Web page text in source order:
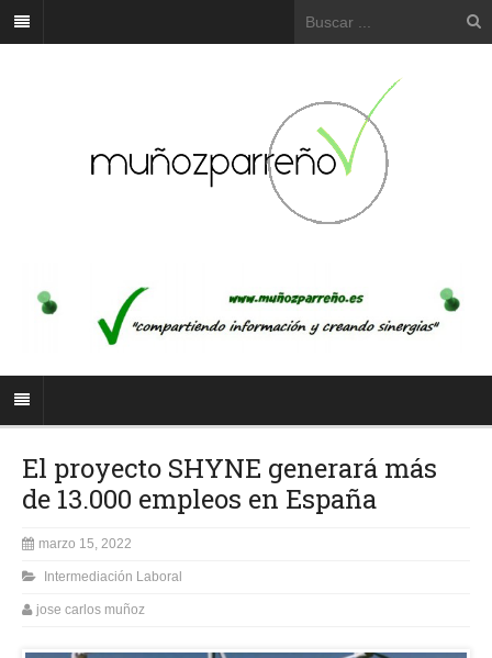
El proyecto SHYNE generará más
de 13.000 empleos en España
marzo 15, 2022
Intermediación Laboral
jose carlos muñoz